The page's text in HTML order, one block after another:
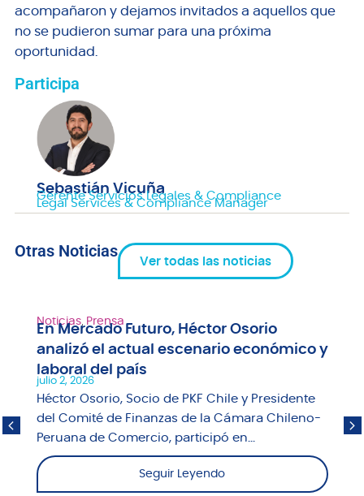
acompañaron y dejamos invitados a aquellos que
no se pudieron sumar para una próxima
oportunidad.
Participa
Sebastián Vicuña
Gerente Servicios Legales & Compliance
Legal Services & Compliance Manager
Otras Noticias
Ver todas las noticias
Noticias, Prensa
En Mercado Futuro, Héctor Osorio
analizó el actual escenario económico y
laboral del país
julio 2, 2026
Héctor Osorio, Socio de PKF Chile y Presidente
del Comité de Finanzas de la Cámara Chileno-
Peruana de Comercio, participó en...
Seguir Leyendo